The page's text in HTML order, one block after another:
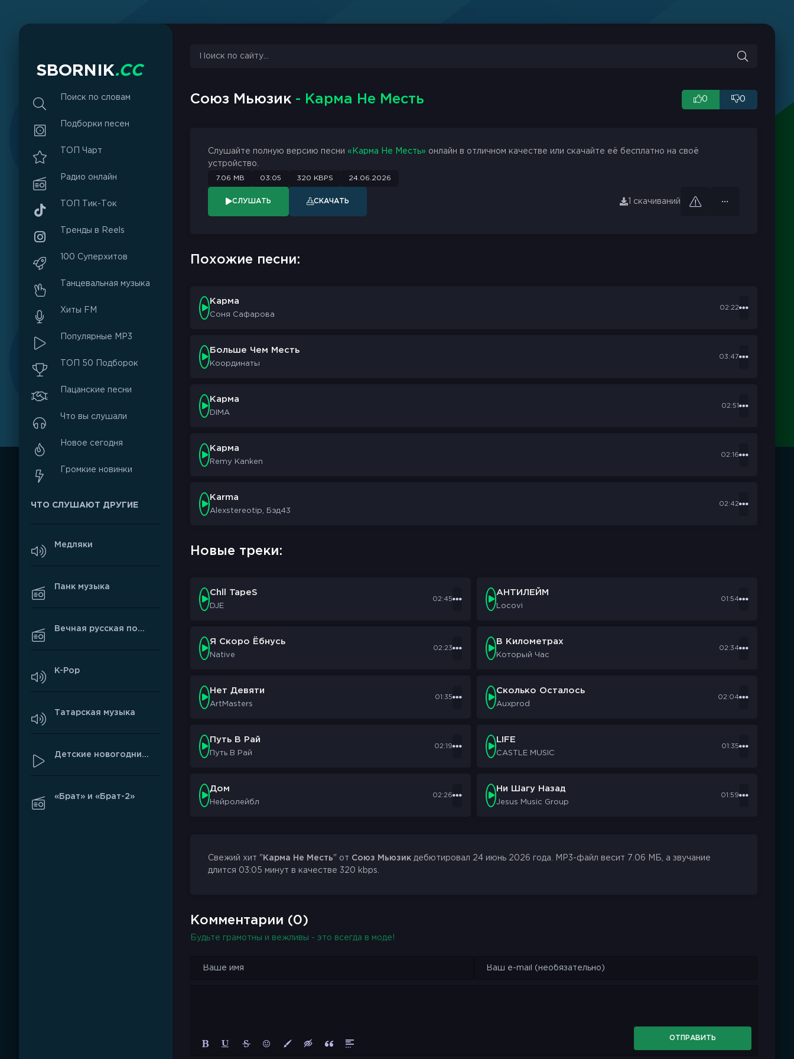
S BO R N K.CC
Союз Мьюзик - Карма Не Месть 0 0
Слушайте полную версию песни «Карма Не Месть» онлайн в отличном качестве или скачайте её бесплатно на своё
устройство.
7.06 MB 03:05 320 KBPS 24.06.2026
СЛУШАТЬ СКАЧАТЬ 1 скачиваний
Похожие песни:
Карма
Соня Сафарова
02:22
Больше Чем Месть
Координаты
03:47
Карма
DIMA
02:51
Карма
Remy Kanken
02:16
Karma
Alexstereotip, Бэд43
02:42
Новые треки:
Chll TapeS
DJE
02:45
АНТИЛЕЙМ
Locovi
01:54
Я Скоро Ёбнусь
Native
02:23
В Километрах
Который Час
02:34
Нет Девяти
ArtMasters
01:35
Сколько Осталось
Auxprod
02:04
Путь В Рай
Путь В Рай
02:19
LIFE
CASTLE MUSIC
01:35
Дом
Нейролейбл
02:26
Ни Шагу Назад
Jesus Music Group
01:59
Свежий хит " Карма Не Месть" от Союз Мьюзик дебютировал 24 июнь 2026 года. MP3-файл весит 7.06 МБ, а звучание
длится 03:05 минут в качестве 320 kbps.
Комментарии (0)
Будьте грамотны и вежливы - это всегда в моде!
ОТПРАВИТЬ
Поиск по словам
Подборки песен
ТОП Чарт
Радио онлайн
ТОП Тик-Ток
Тренды в Reels
100 Суперхитов
Танцевальная музыка
Хиты FM
Популярные MP3
ТОП 50 Подборок
Пацанские песни
Что вы слушали
Новое сегодня
Громкие новинки
ЧТО СЛУШАЮТ ДРУГИЕ
Медляки
Панк музыка
Вечная русская поп-музыка
K-Pop
Татарская музыка
Детские новогодние песни
«Брат» и «Брат-2»